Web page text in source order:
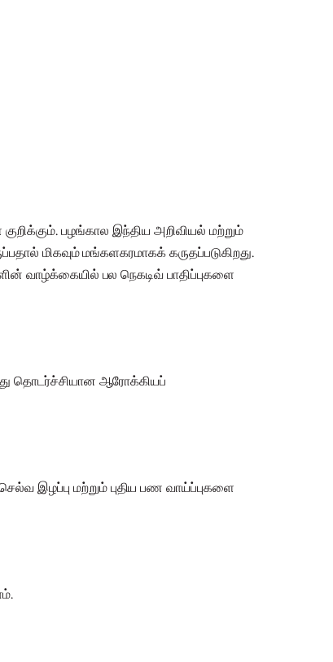
பழங்கால இந்திய அறிவியல் மற்றும்
மிகவும் மங்களகரமாகக் கருதப்படுகிறது.
வாழ்க்கையில் பல நெகடிவ் பாதிப்புகளை
தொடர்ச்சியான ஆரோக்கியப்
இழப்பு மற்றும் புதிய பண வாய்ப்புகளை